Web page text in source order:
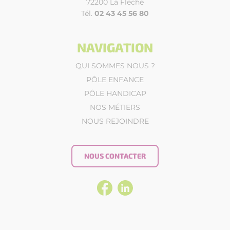
72200 La Flèche
Tél. 02 43 45 56 80
NAVIGATION
QUI SOMMES NOUS ?
PÔLE ENFANCE
PÔLE HANDICAP
NOS MÉTIERS
NOUS REJOINDRE
NOUS CONTACTER